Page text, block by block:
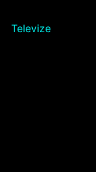
Televize